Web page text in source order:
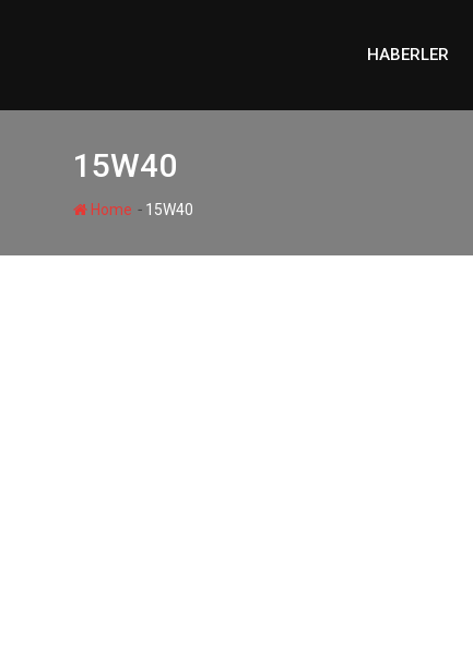
HABERLER
15W40
Home - 15W40